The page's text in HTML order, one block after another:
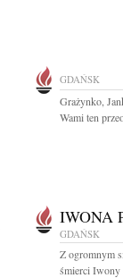
GDAŃSK
Grażynko,
Wami ten
IWONA
GDAŃSK
Z ogromnym
śmierci Iwony